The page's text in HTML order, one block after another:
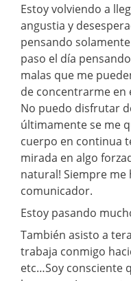
Estoy volviendo a
angustia y
pensando
paso el día
malas que me
de concentrarme en
No puedo disfrutar
últimamente se me
cuerpo en continua
mirada en algo
natural! Siempre
comunicador.
Estoy pasando
También asisto a
trabaja conmigo
etc…Soy consciente